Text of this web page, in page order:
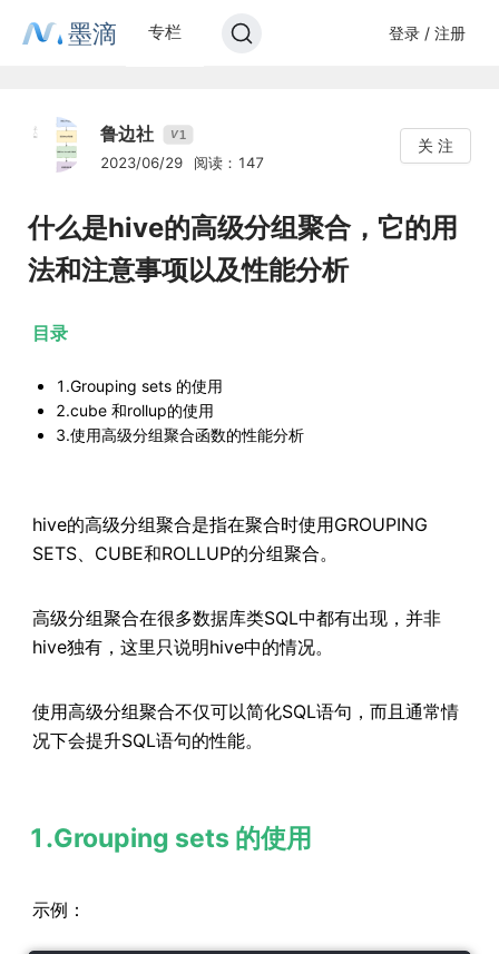
墨滴 专栏 登录 / 注册
鲁边社 V1
2023/06/29 阅读：147
关 注
什么是hive的高级分组聚合，它的用
法和注意事项以及性能分析
目录
1.Grouping sets 的使用
2.cube 和rollup的使用
3.使用高级分组聚合函数的性能分析
hive的高级分组聚合是指在聚合时使用GROUPING
SETS、CUBE和ROLLUP的分组聚合。
高级分组聚合在很多数据库类SQL中都有出现，并非
hive独有，这里只说明hive中的情况。
使用高级分组聚合不仅可以简化SQL语句，而且通常情
况下会提升SQL语句的性能。
1.Grouping sets 的使用
示例：